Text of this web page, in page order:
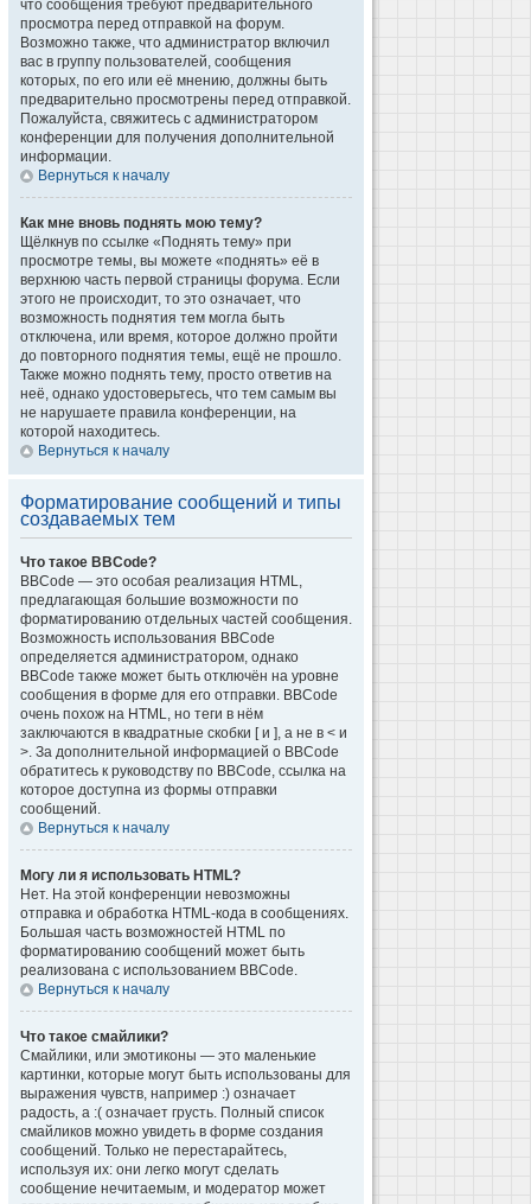
что сообщения требуют предварительного
просмотра перед отправкой на форум.
Возможно также, что администратор включил
вас в группу пользователей, сообщения
которых, по его или её мнению, должны быть
предварительно просмотрены перед отправкой.
Пожалуйста, свяжитесь с администратором
конференции для получения дополнительной
информации.
Вернуться к началу
Как мне вновь поднять мою тему?
Щёлкнув по ссылке «Поднять тему» при
просмотре темы, вы можете «поднять» её в
верхнюю часть первой страницы форума. Если
этого не происходит, то это означает, что
возможность поднятия тем могла быть
отключена, или время, которое должно пройти
до повторного поднятия темы, ещё не прошло.
Также можно поднять тему, просто ответив на
неё, однако удостоверьтесь, что тем самым вы
не нарушаете правила конференции, на
которой находитесь.
Вернуться к началу
Форматирование сообщений и типы
создаваемых тем
Что такое BBCode?
BBCode — это особая реализация HTML,
предлагающая большие возможности по
форматированию отдельных частей сообщения.
Возможность использования BBCode
определяется администратором, однако
BBCode также может быть отключён на уровне
сообщения в форме для его отправки. BBCode
очень похож на HTML, но теги в нём
заключаются в квадратные скобки [ и ], а не в < и
>. За дополнительной информацией о BBCode
обратитесь к руководству по BBCode, ссылка на
которое доступна из формы отправки
сообщений.
Вернуться к началу
Могу ли я использовать HTML?
Нет. На этой конференции невозможны
отправка и обработка HTML-кода в сообщениях.
Большая часть возможностей HTML по
форматированию сообщений может быть
реализована с использованием BBCode.
Вернуться к началу
Что такое смайлики?
Смайлики, или эмотиконы — это маленькие
картинки, которые могут быть использованы для
выражения чувств, например :) означает
радость, а :( означает грусть. Полный список
смайликов можно увидеть в форме создания
сообщений. Только не перестарайтесь,
используя их: они легко могут сделать
сообщение нечитаемым, и модератор может